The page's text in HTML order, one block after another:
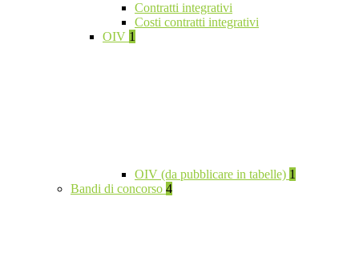
Contratti integrativi
Costi contratti integrativi
OIV 1
OIV (da pubblicare in tabelle) 1
Bandi di concorso 4